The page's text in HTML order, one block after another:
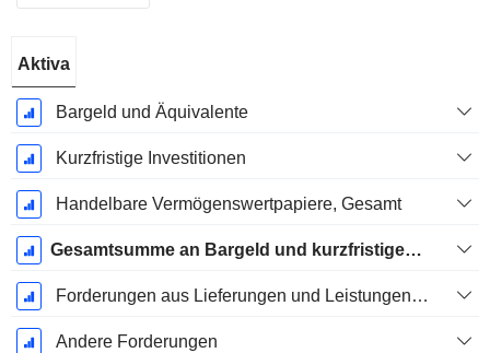
Geschäftsjahres:
Dezember
Aktiva
Bargeld und Äquivalente
Kurzfristige Investitionen
Handelbare Vermögenswertpapiere, Gesamt
Gesamtsumme an Bargeld und kurzfristigen Investitionen
Forderungen aus Lieferungen und Leistungen, Gesamt
Andere Forderungen